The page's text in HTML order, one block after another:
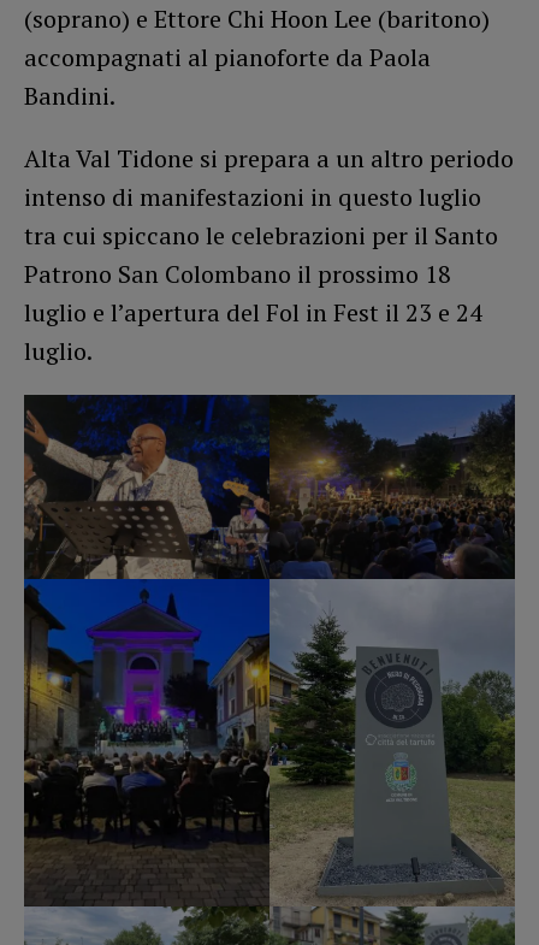
(soprano) e Ettore Chi Hoon Lee (baritono)
accompagnati al pianoforte da Paola
Bandini.
Alta Val Tidone si prepara a un altro periodo
intenso di manifestazioni in questo luglio
tra cui spiccano le celebrazioni per il Santo
Patrono San Colombano il prossimo 18
luglio e l’apertura del Fol in Fest il 23 e 24
luglio.